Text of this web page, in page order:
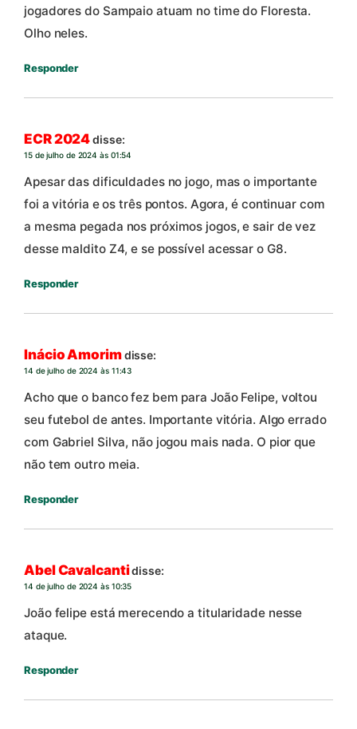
jogadores do Sampaio atuam no time do Floresta.
Olho neles.
Responder
ECR 2024disse:
15 de julho de 2024 às 01:54
Apesar das dificuldades no jogo, mas o importante
foi a vitória e os três pontos. Agora, é continuar com
a mesma pegada nos próximos jogos, e sair de vez
desse maldito Z4, e se possível acessar o G8.
Responder
Inácio Amorimdisse:
14 de julho de 2024 às 11:43
Acho que o banco fez bem para João Felipe, voltou
seu futebol de antes. Importante vitória. Algo errado
com Gabriel Silva, não jogou mais nada. O pior que
não tem outro meia.
Responder
Abel Cavalcantidisse:
14 de julho de 2024 às 10:35
João felipe está merecendo a titularidade nesse
ataque.
Responder